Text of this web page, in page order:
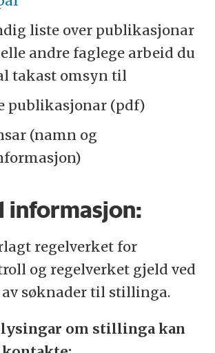
liste over publikasjonar
andre faglege arbeid du
takast omsyn til
publikasjonar (pdf)
(namn og
informasjon:
regelverket for
og regelverket gjeld ved
søknader til stillinga.
om stillinga kan